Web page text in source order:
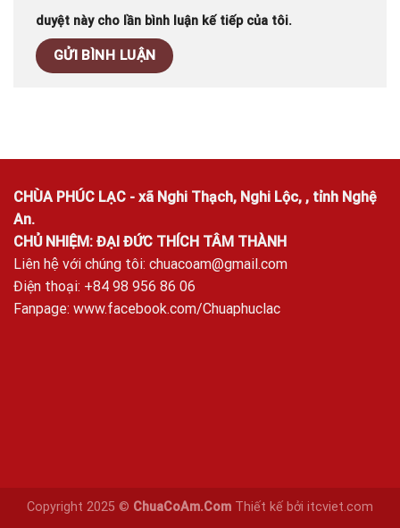
duyệt này cho lần bình luận kế tiếp của tôi.
CHÙA PHÚC LẠC - xã Nghi Thạch, Nghi Lộc, , tỉnh Nghệ
An.
CHỦ NHIỆM: ĐẠI ĐỨC THÍCH TÂM THÀNH
Liên hệ với chúng tôi: chuacoam@gmail.com
Điện thoại: +84 98 956 86 06
Fanpage: www.facebook.com/Chuaphuclac
Copyright 2025 © ChuaCoAm.Com Thiết kế bởi itcviet.com